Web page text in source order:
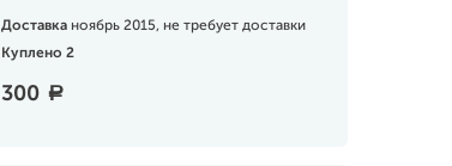
Доставка ноябрь 2015, не требует доставки
Куплено 2
300 a